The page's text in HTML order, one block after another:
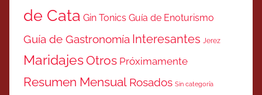
de Cata Gin Tonics Guía de Enoturismo
Guía de Gastronomía Interesantes Jerez
MaridajesOtros Próximamente
Resumen Mensual Rosados Sin categoría